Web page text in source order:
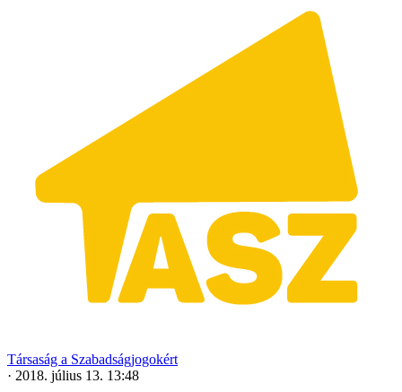
Társaság a Szabadságjogokért
· 2018. július 13. 13:48